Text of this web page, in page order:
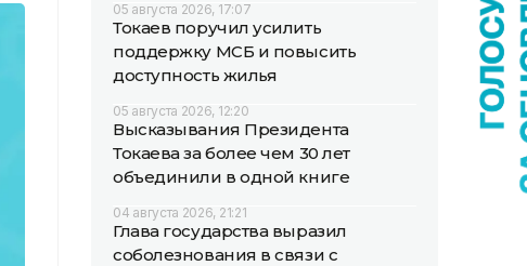
05 августа 2026, 17:07
Токаев поручил усилить
поддержку МСБ и повысить
доступность жилья
05 августа 2026, 12:20
Высказывания Президента
Токаева за более чем 30 лет
объединили в одной книге
04 августа 2026, 21:21
Глава государства выразил
соболезнования в связи с